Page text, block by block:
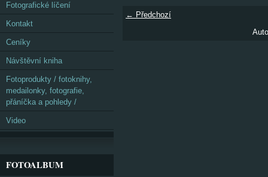
← Předchozí
Fotografické líčení
Kontakt
Ceníky
Návštěvní kniha
Fotoprodukty / fotoknihy,
medailonky, fotografie,
přáníčka a pohledy /
Video
FOTOALBUM